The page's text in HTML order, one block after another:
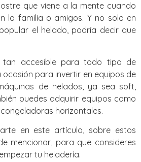
que viene a la mente cuando
la familia o amigos. Y no solo en
el helado, podría decir que
tan accesible para todo tipo de
ocasión para invertir en equipos de
de helados, ya sea soft,
puedes adquirir equipos como
horizontales.
en este artículo, sobre estos
mencionar, para que consideres
tu heladería.